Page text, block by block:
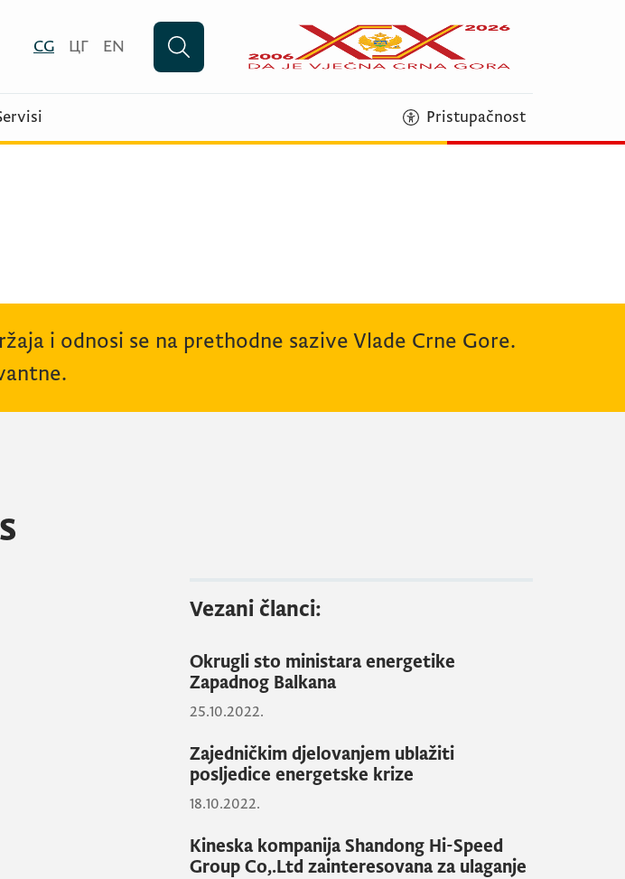
CG ЦГ EN
Pristupačnost
i odnosi se na prethodne sazive Vlade Crne Gore.
Vezani članci:
Okrugli sto ministara energetike
Zapadnog Balkana
25.10.2022.
Zajedničkim djelovanjem ublažiti
posljedice energetske krize
18.10.2022.
Kineska kompanija Shandong Hi-Speed
Group Co,.Ltd zainteresovana za ulaganje